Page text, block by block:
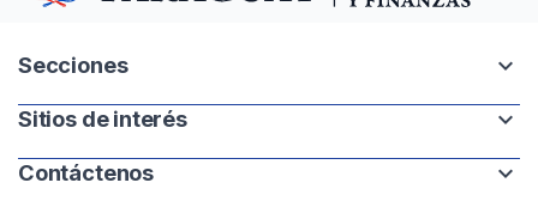
Secciones expand_more
Intranet
Mapa del sitio
Sitios de interés expand_more
Paraguay.gov.py
Contáctenos expand_more